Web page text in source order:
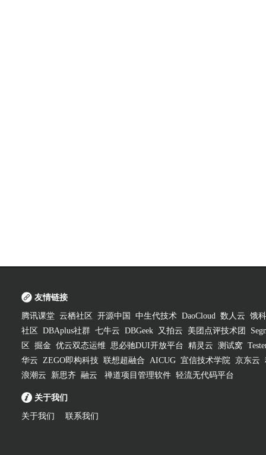
友情链接
腾讯课堂 云栖社区 开源中国 中生代技术 DaoCloud 数人云 饿
社区
DBAplus社群 七牛云 DBGeek 又拍云 美团点评技术团
区
掘金 优云双态运维 思必驰DUI开放平台 精灵云 测试窝
华云 ZEGO即构科技 联想超融合 AICUG 宜信技术学院 京东云
浪潮云
新思齐 融云 禅道项目管理软件 轻流无代码平台
关于我们
关于我们 联系我们